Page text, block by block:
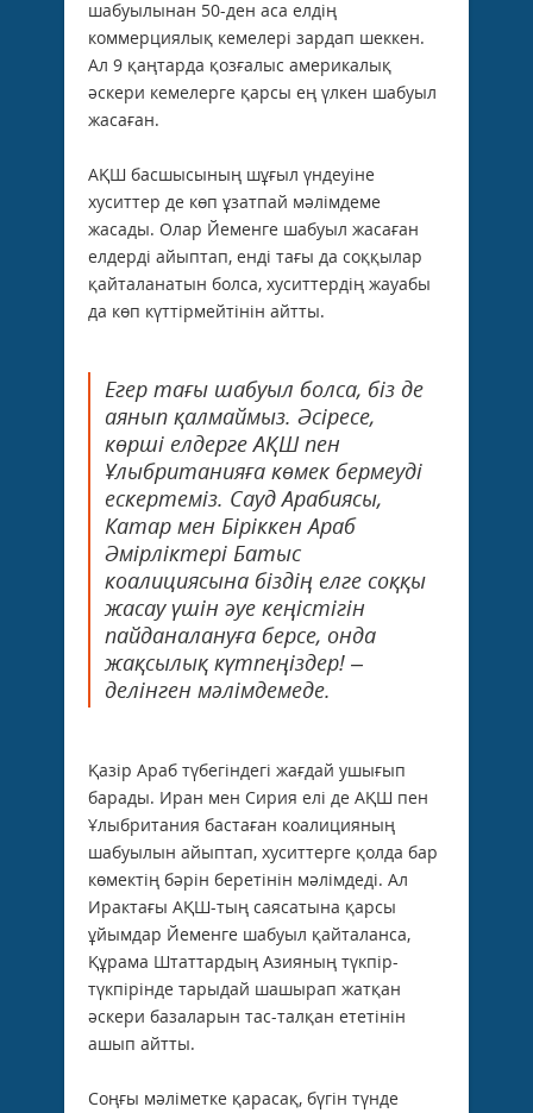
шабуылынан 50-ден аса елдің
коммерциялық кемелері зардап шеккен.
Ал 9 қаңтарда қозғалыс америкалық
әскери кемелерге қарсы ең үлкен шабуыл
жасаған.
АҚШ басшысының шұғыл үндеуіне
хуситтер де көп ұзатпай мәлімдеме
жасады. Олар Йеменге шабуыл жасаған
елдерді айыптап, енді тағы да соққылар
қайталанатын болса, хуситтердің жауабы
да көп күттірмейтінін айтты.
Егер тағы шабуыл болса, біз де
аянып қалмаймыз. Әсіресе,
көрші елдерге АҚШ пен
Ұлыбританияға көмек бермеуді
ескертеміз. Сауд Арабиясы,
Катар мен Біріккен Араб
Әмірліктері Батыс
коалициясына біздің елге соққы
жасау үшін әуе кеңістігін
пайданалануға берсе, онда
жақсылық күтпеңіздер! –
делінген мәлімдемеде.
Қазір Араб түбегіндегі жағдай ушығып
барады. Иран мен Сирия елі де АҚШ пен
Ұлыбритания бастаған коалицияның
шабуылын айыптап, хуситтерге қолда бар
көмектің бәрін беретінін мәлімдеді. Ал
Ирактағы АҚШ-тың саясатына қарсы
ұйымдар Йеменге шабуыл қайталанса,
Құрама Штаттардың Азияның түкпір-
түкпірінде тарыдай шашырап жатқан
әскери базаларын тас-талқан ететінін
ашып айтты.
Соңғы мәліметке қарасақ, бүгін түнде